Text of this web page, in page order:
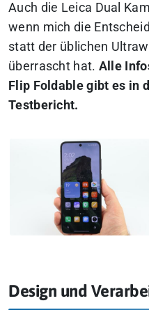
Auch die Leica Dual
wenn mich die
statt der üblichen
überrascht hat. Alle
Flip Foldable gibt es in
Testbericht.
Design und